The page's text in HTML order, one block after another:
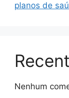
planos de
Nenhum